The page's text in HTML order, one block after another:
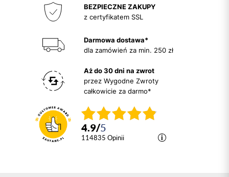
BEZPIECZNE ZAKUPY
z certyfikatem SSL
Darmowa dostawa*
dla zamówień za min. 250 zł
Aż do 30 dni na zwrot
przez Wygodne Zwroty
całkowicie za darmo*
4.9/5
114835 opinii